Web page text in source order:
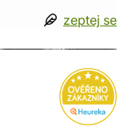
zeptej se